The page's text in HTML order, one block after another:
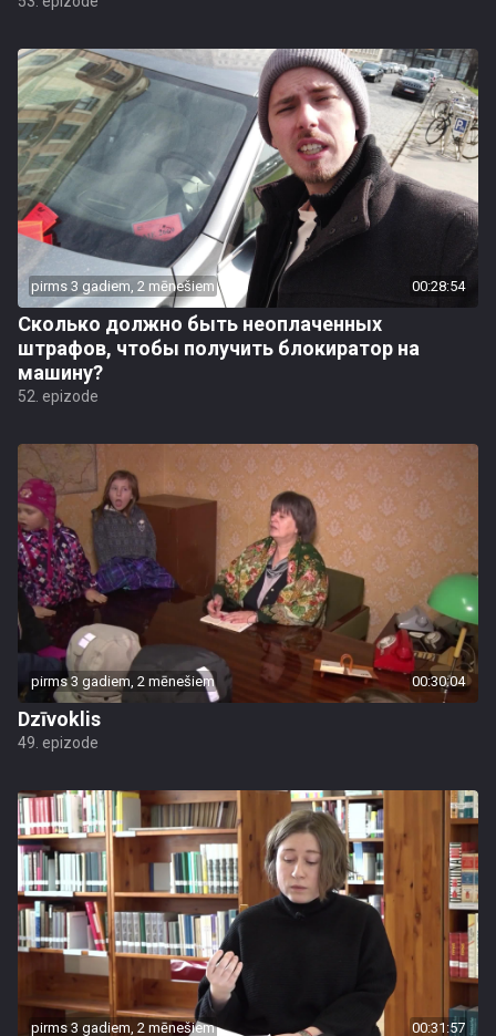
pirms 3 gadiem, 2 mēnešiem 00:28:54
Сколько должно быть неоплаченных
штрафов, чтобы получить блокиратор на
машину?
52. epizode
pirms 3 gadiem, 2 mēnešiem 00:30:04
Dzīvoklis
49. epizode
pirms 3 gadiem, 2 mēnešiem 00:31:57